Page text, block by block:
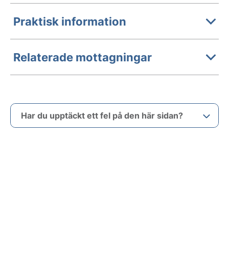
Praktisk information
Relaterade mottagningar
Har du upptäckt ett fel på den här sidan?